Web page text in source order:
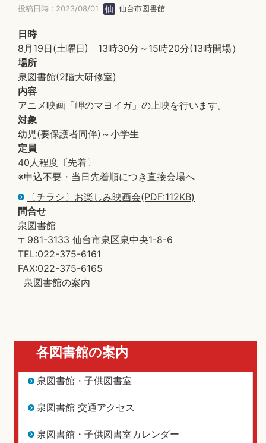
投稿日時 : 2023/08/01 仙台市図書館
日時
8月19日(土曜日) 13時30分～15時20分(13時開場）
場所
泉図書館(2階大研修室)
内容
アニメ映画「岬のマヨイガ」の上映を行います。
対象
幼児(要保護者同伴)～小学生
定員
40人程度〔先着〕
※申込不要・当日先着順につき直接会場へ
〔チラシ〕お楽しみ映画会(PDF:112KB)
問合せ
泉図書館
〒981-3133 仙台市泉区泉中央1-8-6
TEL:022-375-6161
FAX:022-375-6165
泉図書館の案内
各図書館の案内
泉図書館・子供図書室
泉図書館 交通アクセス
泉図書館・子供図書室カレンダー